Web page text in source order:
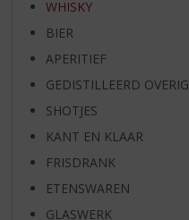
WHISKY
BIER
APERITIEF
GEDISTILLEERD OVERIG
SHOTJES
KANT EN KLAAR
FRISDRANK
ETENSWAREN
GLASWERK